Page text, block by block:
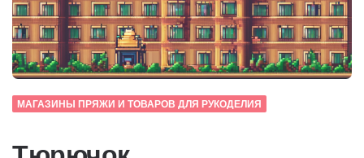
МАГАЗИНЫ ПРЯЖИ И ТОВАРОВ ДЛЯ РУКОДЕЛИЯ